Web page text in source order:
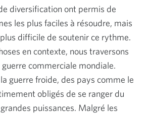
diversification ont permis de
les plus faciles à résoudre, mais
difficile de soutenir ce rythme.
en contexte, nous traversons
commerciale mondiale.
guerre froide, des pays comme le
obligés de se ranger du
puissances. Malgré les